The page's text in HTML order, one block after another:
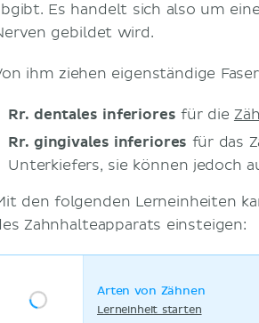
Es handelt sich also um
gebildet wird.
ihm ziehen eigenständige
Rr. dentales inferiores für die
Rr. gingivales inferiores für das
Unterkiefers, sie können jedoch
den folgenden Lerneinheiten
Zahnhalteapparats einsteigen:
Arten von Zähnen
Lerneinheit starten